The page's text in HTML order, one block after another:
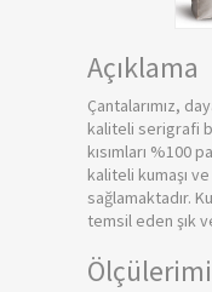
Açıklama
Çantalarımız,
kaliteli serigrafi
kısımları %100
kaliteli kumaşı
sağlamaktadır.
temsil eden şık